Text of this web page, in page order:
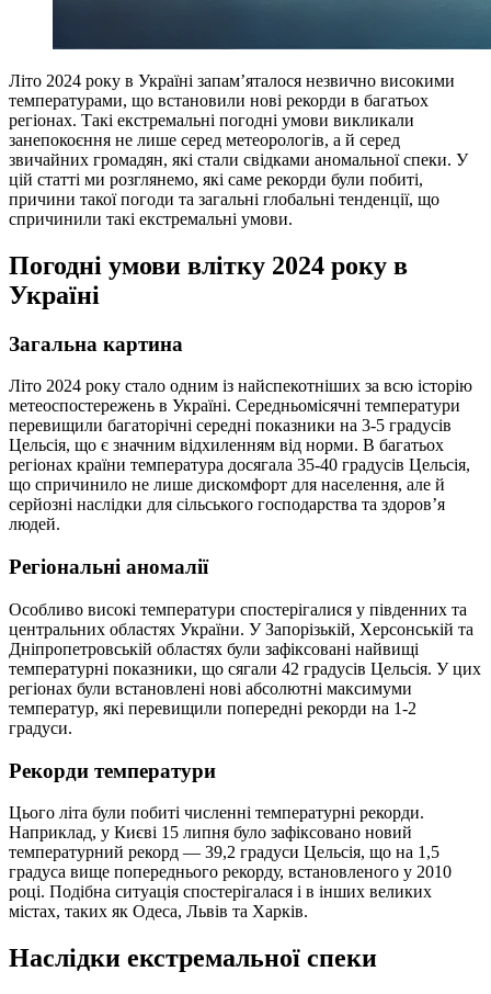
Літо 2024 року в Україні запам’яталося незвично високими
температурами, що встановили нові рекорди в багатьох
регіонах. Такі екстремальні погодні умови викликали
занепокоєння не лише серед метеорологів, а й серед
звичайних громадян, які стали свідками аномальної спеки. У
цій статті ми розглянемо, які саме рекорди були побиті,
причини такої погоди та загальні глобальні тенденції, що
спричинили такі екстремальні умови.
Погодні умови влітку 2024 року в
Україні
Загальна картина
Літо 2024 року стало одним із найспекотніших за всю історію
метеоспостережень в Україні. Середньомісячні температури
перевищили багаторічні середні показники на 3-5 градусів
Цельсія, що є значним відхиленням від норми. В багатьох
регіонах країни температура досягала 35-40 градусів Цельсія,
що спричинило не лише дискомфорт для населення, але й
серйозні наслідки для сільського господарства та здоров’я
людей.
Регіональні аномалії
Особливо високі температури спостерігалися у південних та
центральних областях України. У Запорізькій, Херсонській та
Дніпропетровській областях були зафіксовані найвищі
температурні показники, що сягали 42 градусів Цельсія. У цих
регіонах були встановлені нові абсолютні максимуми
температур, які перевищили попередні рекорди на 1-2
градуси.
Рекорди температури
Цього літа були побиті численні температурні рекорди.
Наприклад, у Києві 15 липня було зафіксовано новий
температурний рекорд — 39,2 градуси Цельсія, що на 1,5
градуса вище попереднього рекорду, встановленого у 2010
році. Подібна ситуація спостерігалася і в інших великих
містах, таких як Одеса, Львів та Харків.
Наслідки екстремальної спеки